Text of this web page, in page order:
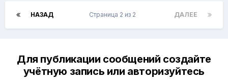
НАЗАД ДАЛЕЕ
Страница 2 из 2
Для публикации сообщений создайте
учётную запись или авторизуйтесь